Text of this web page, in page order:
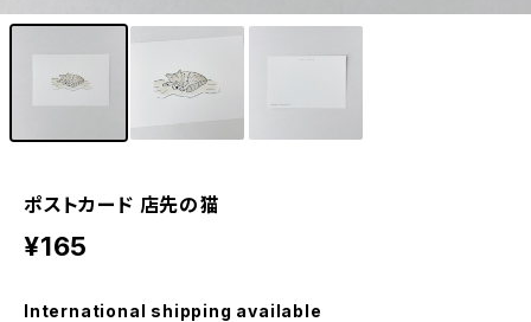
ポストカード 店先の猫
¥165
International shipping available